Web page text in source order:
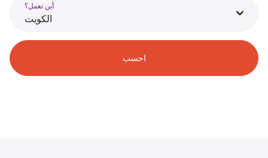
أين تعمل؟
الكويت
احسب